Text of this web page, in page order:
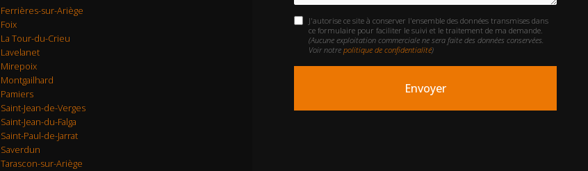
Ferrières-sur-Ariège
Foix
La Tour-du-Crieu
Lavelanet
Mirepoix
Montgailhard
Pamiers
Saint-Jean-de-Verges
Saint-Jean-du-Falga
Saint-Paul-de-Jarrat
Saverdun
Tarascon-sur-Ariège
J'autorise ce site à conserver l'ensemble des données transmises dans
ce formulaire pour faciliter le suivi et le traitement de ma demande.
(Aucune exploitation commerciale ne sera faite des données conservées.
Voir notre politique de confidentialité)